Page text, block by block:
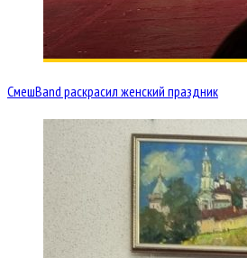
СмешBand раскрасил женский праздник